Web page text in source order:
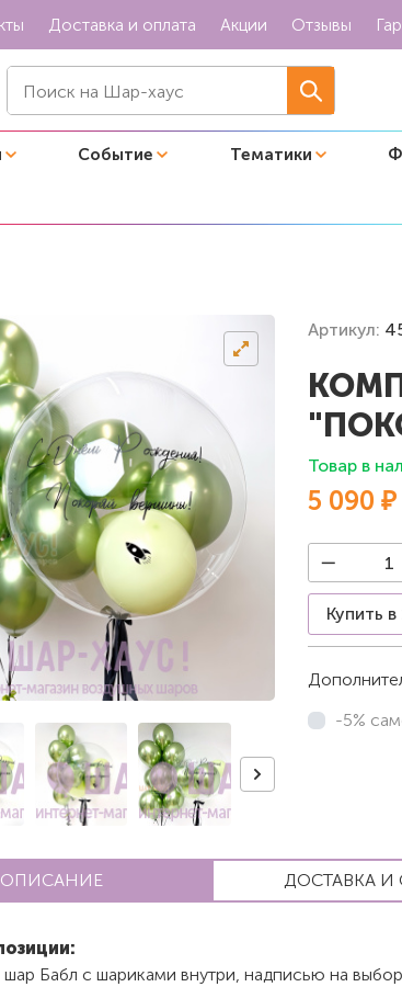
Доставка и оплата Акции Отзывы
Событие Тематики
Артикул:
Товар в
5 090 ₽
Купить в
-5%
ОПИСАНИЕ ДОСТАВКА И
Бабл с шариками внутри, надписью на